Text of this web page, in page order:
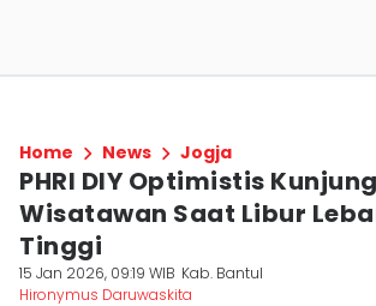
Home News Jogja
PHRI DIY Optimistis
Wisatawan Saat Libur
Tinggi
15 Jan 2026, 09:19 WIB Kab. Bantul
Hironymus Daruwaskita